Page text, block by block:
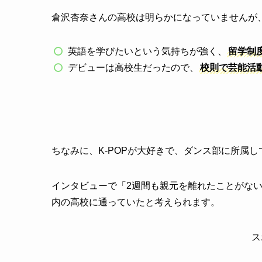
倉沢杏奈さんの高校は明らかになっていません
英語を学びたいという気持ちが強く、
留学制
デビューは高校生だったので、
校則で芸能活
ちなみに、K-POPが大好きで、ダンス部に所属し
インタビューで「2週間も親元を離れたことがな
内の高校に通っていたと考えられます。